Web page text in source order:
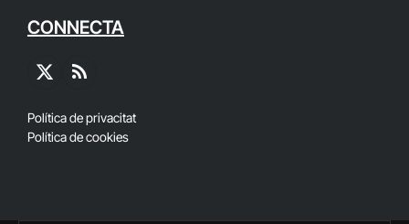
CONNECTA
X
RSS
Política de privacitat
Política de cookies